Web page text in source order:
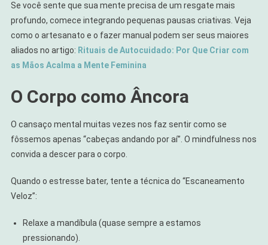
Se você sente que sua mente precisa de um resgate mais
profundo, comece integrando pequenas pausas criativas. Veja
como o artesanato e o fazer manual podem ser seus maiores
aliados no artigo: Rituais de Autocuidado: Por Que Criar com
as Mãos Acalma a Mente Feminina
O Corpo como Âncora
O cansaço mental muitas vezes nos faz sentir como se
fôssemos apenas “cabeças andando por aí”. O mindfulness nos
convida a descer para o corpo.
Quando o estresse bater, tente a técnica do “Escaneamento
Veloz”:
Relaxe a mandíbula (quase sempre a estamos
pressionando).